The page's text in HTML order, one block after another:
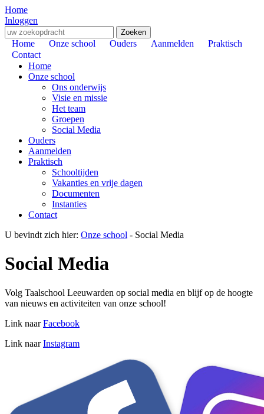
Home
Inloggen
Zoeken
Home Onze school Ouders Aanmelden
Praktisch
Contact
Home
Onze school
Ons onderwijs
Visie en missie
Het team
Groepen
Social Media
Ouders
Aanmelden
Praktisch
Schooltijden
Vakanties en vrije dagen
Documenten
Instanties
Contact
U bevindt zich hier: Onze school - Social Media
Social Media
Volg Taalschool Leeuwarden op social media en blijf op de hoogte
van nieuws en activiteiten van onze school!
Link naarFacebook
Link naarInstagram